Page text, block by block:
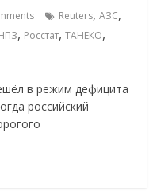
Reuters,АЗС,
, Росстат,ТАНЕКО,
в режим дефицита
российский